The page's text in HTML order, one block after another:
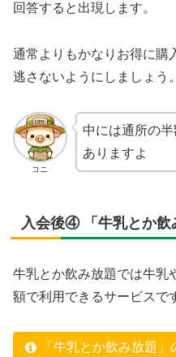
回答すると出現します。
通常よりもかなりお得に購
逃さないようにしましょう。
コニ
中には通所の
ありますよ
入会後④ 「牛乳とか飲
牛乳とか飲み放題では牛乳
額で利用できるサービスで
「牛乳とか飲み放題」